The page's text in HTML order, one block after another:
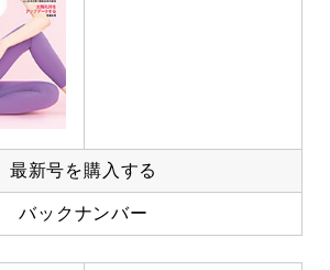
最新号を購入する
バックナンバー